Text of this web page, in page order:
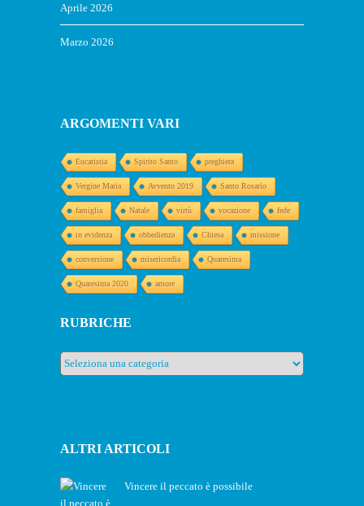
Aprile 2026
Marzo 2026
ARGOMENTI VARI
Eucaristia Spirito Santo preghiera
Vergine Maria Avvento 2019 Santo Rosario
famiglia Natale virtù vocazione fede
in evidenza obbedienza Chiesa missione
conversione misericordia Quaresima
Quaresima 2020 amore
RUBRICHE
Rubriche
ALTRI ARTICOLI
Vincere il peccato è possibile